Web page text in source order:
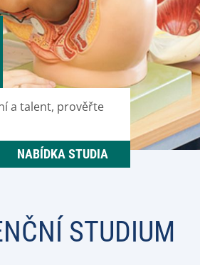
a talent, prověřte
NABÍDKA STUDIA
STUDIUM